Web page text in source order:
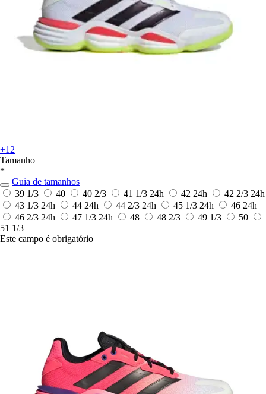
+12
Tamanho
*
Guia de tamanhos
39 1/3
40 40 2/3 41 1/3 24h 42 24h 42 2/3 24h
43 1/3 24h 44 24h 44 2/3 24h 45 1/3 24h 46 24h
46 2/3 24h 47 1/3 24h 48 48 2/3 49 1/3
50
51 1/3
Este campo é obrigatório